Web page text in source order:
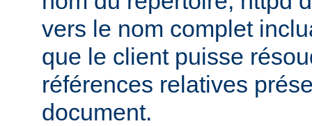
vers le nom complet
que le client puisse
références relatives
document.